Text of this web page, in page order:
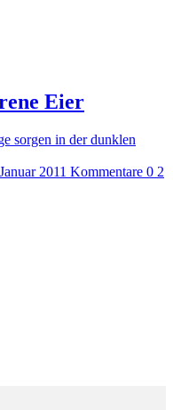
Eier
sorgen in der dunklen
2011 Kommentare 0 2